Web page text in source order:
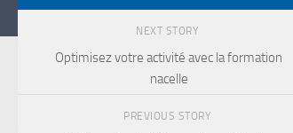
NEXT STORY
Optimisez votre activité avec la formation
nacelle
PREVIOUS STORY